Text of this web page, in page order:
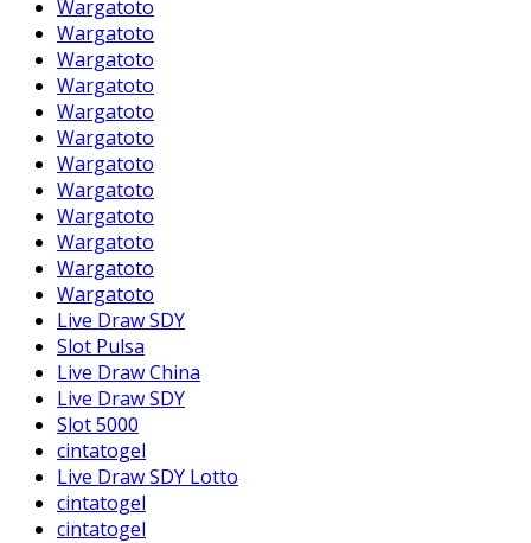
Wargatoto
Wargatoto
Wargatoto
Wargatoto
Wargatoto
Wargatoto
Wargatoto
Wargatoto
Wargatoto
Wargatoto
Wargatoto
Wargatoto
Live Draw SDY
Slot Pulsa
Live Draw China
Live Draw SDY
Slot 5000
cintatogel
Live Draw SDY Lotto
cintatogel
cintatogel